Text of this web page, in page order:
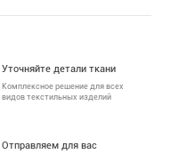
Уточняйте детали ткани
Комплексное решение для всех
видов текстильных изделий
Отправляем для вас